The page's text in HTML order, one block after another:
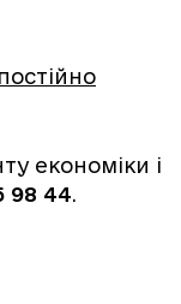
економіки і
98 44.